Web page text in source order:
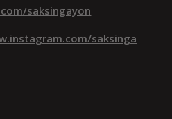
saksingayon
saksinga